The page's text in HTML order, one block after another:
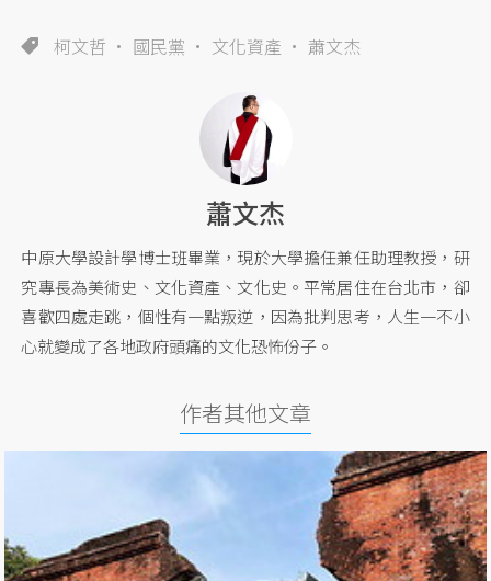
柯文哲 國民黨 文化資產 蕭文杰
蕭文杰
中原大學設計學博士班畢業，現於大學擔任兼任助理教授，研
究專長為美術史、文化資產、文化史。平常居住在台北市，卻
喜歡四處走跳，個性有一點叛逆，因為批判思考，人生一不小
心就變成了各地政府頭痛的文化恐怖份子。
作者其他文章